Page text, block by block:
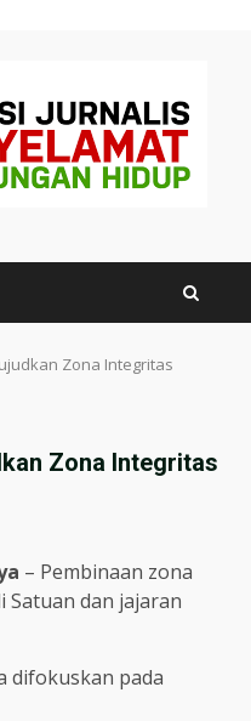
Zona Integritas
Zona Integritas
– Pembinaan zona
dan jajaran
difokuskan pada